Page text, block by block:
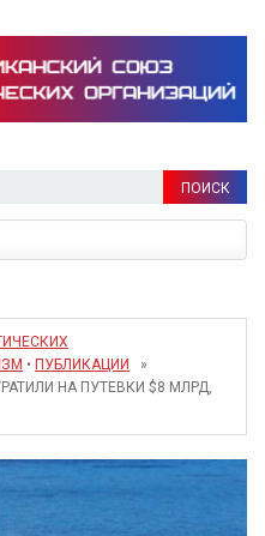
• ПУБЛИКАЦИИ
»
НА ПУТЕВКИ $8 МЛРД,